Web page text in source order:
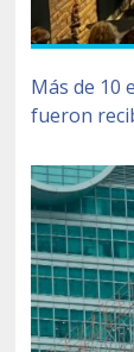
Más de 10
fueron